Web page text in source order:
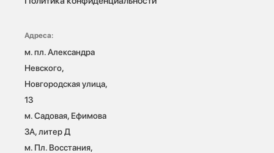
Адреса:
м. пл. Александра
Невского,
Новгородская улица,
13
м. Садовая, Ефимова
3А, литер Д
м. Пл. Восстания,